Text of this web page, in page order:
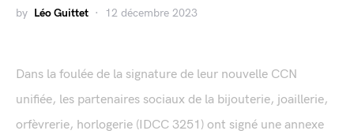
by Léo Guittet 12 décembre 2023
Dans la foulée de la signature de leur nouvelle CCN
unifiée, les partenaires sociaux de la bijouterie, joaillerie,
orfèvrerie, horlogerie (IDCC 3251) ont signé une annexe